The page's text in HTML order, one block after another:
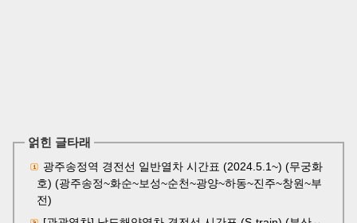
얽힌 글타래
광주송정역 경전선 일반열차 시간표 (2024.5.1~) (무궁화
호) (광주송정~화순~보성~순천~광양~하동~진주~창원~부
전)